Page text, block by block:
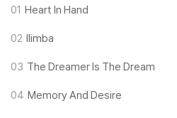
외관상 불량 확인되는 상품을 개봉 시엔
닐은 품질보증대상이 아닙니다.
3) 일본 제작 LP는 대부분 겉비닐이 밀봉
4) 디지털 다운로드 코드는 본사에서
01 Heart In Hand
02 Ilimba
03 The Dreamer Is The Dream
04 Memory And Desire